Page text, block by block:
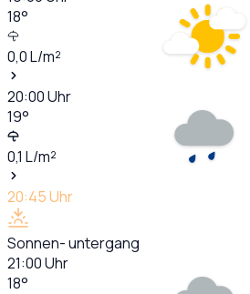
18°
0,0L/m²
20:00Uhr
19°
0,1 L/m²
20:45Uhr
Sonnen- untergang
21:00Uhr
18°